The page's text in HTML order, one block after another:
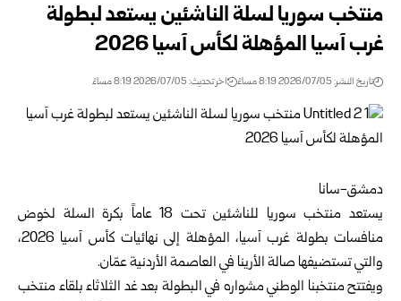
منتخب سوريا لسلة الناشئين يستعد لبطولة
غرب آسيا المؤهلة لكأس آسيا 2026‏
تاريخ النشر: 2026/07/05 8:19 مساءً اخر تحديث: 2026/07/05 8:19 مساءً
دمشق-سانا‏
يستعدمنتخب سوريا للناشئين
تحت 18 عاماً بكرة السلة لخوض
منافسات بطولة غرب آسيا، المؤهلة إلى نهائيات كأس آسيا ‌‏2026،
والتي تستضيفها صالة الأرينا في العاصمة الأردنية عمّان.
ويفتتح منتخبنا الوطني مشواره في البطولة بعد غد الثلاثاء بلقاء منتخب